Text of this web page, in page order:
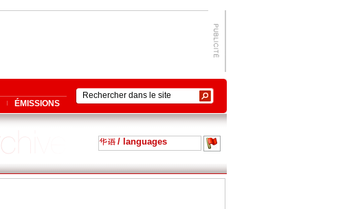
ÉMISSIONS
/ languages